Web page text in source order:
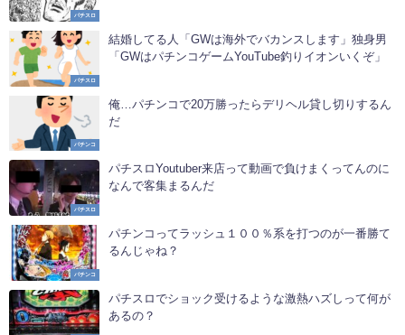
パチスロ
パチスロ
結婚してる人「GWは海外でバカンスします」独身男
「GWはパチンコゲームYouTube釣りイオンいくぞ」
パチンコ
俺…パチンコで20万勝ったらデリヘル貸し切りするん
だ
パチスロ
パチスロYoutuber来店って動画で負けまくってんのに
なんで客集まるんだ
パチンコ
パチンコってラッシュ１００％系を打つのが一番勝て
るんじゃね？
パチスロでショック受けるような激熱ハズしって何が
あるの？